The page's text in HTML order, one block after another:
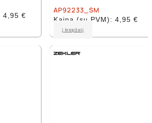
4,95 €
AP92233_SM
Kaina (su PVM): 4,95 €
Į krepšelį